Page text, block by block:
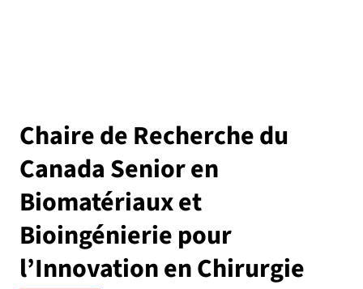
Chaire de Recherche du
Canada Senior en
Biomatériaux et
Bioingénierie pour
l’Innovation en Chirurgie